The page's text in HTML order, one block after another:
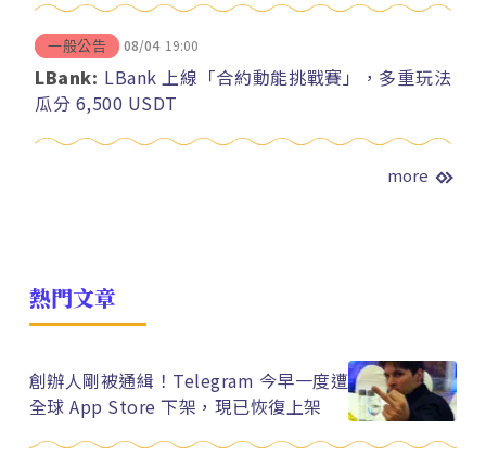
一般公告 08/04 19:00
LBank: LBank 上線「合約動能挑戰賽」，多重玩法
瓜分 6,500 USDT
more
熱門文章
創辦人剛被通緝！Telegram 今早一度遭
全球 App Store 下架，現已恢復上架